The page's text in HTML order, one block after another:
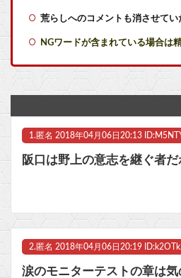
実際『ゼルダ 時オカ』→『風タク
荒らしへのコメントも消させて
NGワードが含まれている場合は
1. 匿名 2018年04月06日20:13
阪口は野上の意志を継ぐ者だ
2. 匿名 2018年04月06日20:19
涙のモニターテストの章は